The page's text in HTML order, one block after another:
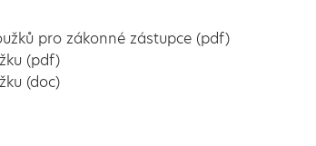
pro zákonné zástupce (pdf)
(pdf)
(doc)